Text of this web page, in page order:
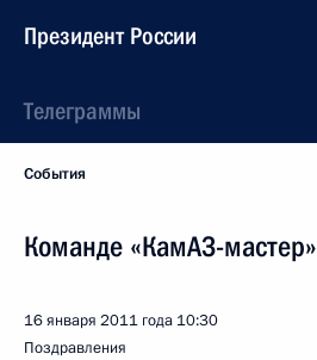
Президент России
Телеграммы
События
Команде «КамАЗ-мастер»
16 января 2011 года 10:30
Поздравления